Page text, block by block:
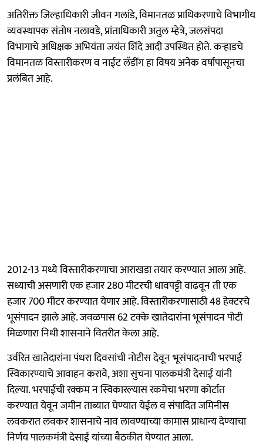
अतिरीक्त जिल्हाधिकारी जीवन गलांडे, विमानतळ प्राधिकरणाचे विभागीय
व्यवस्थापक संतोष नलावडे, प्रांताधिकारी अतुल म्हेत्रे, जलसंपदा
विभागाचे अधिक्षक अभियंता जयंत शिंदे आदी उपस्थित होते. कऱ्हाडचे
विमानतळ विस्तारीकरण व नाईट लॅडींग हा विषय अनेक वर्षापासूनचा
प्रलंबित आहे.
2012-13 मध्ये विस्तारीकरणाचा आराखडा तयार करण्यात आला आहे.
सध्याची असणारी एक हजार 280 मीटरची धावपट्टी वाढवून ती एक
हजार 700 मीटर करण्यात येणार आहे. विस्तारीकरणासाठी 48 हेक्टरचे
भूसंपादन झाले आहे. जवळपास 62 टक्के खातेदारांना भूसंपादन पोटी
मिळणारा निधी शासनाने वितरीत केला आहे.
उर्वरित खातेदारांना पंधरा दिवसांची नोटीस देवून भूसंपादनाची भरपाई
स्विकारण्याचे आवाहन करावे, अशा सुचना पालकमंत्री देसाई यांनी
दिल्या. भरपाईची रक्कम न स्विकारल्यास रकमेचा भरणा कोर्टात
करण्यात येवून जमीन ताब्यात घेण्यात येईल व संपादित जमिनीस
लवकरात लवकर शासनाचे नाव लावण्याच्या कामास प्राधान्य देण्याचा
निर्णय पालकमंत्री देसाई यांच्या बैठकीत घेण्यात आला.